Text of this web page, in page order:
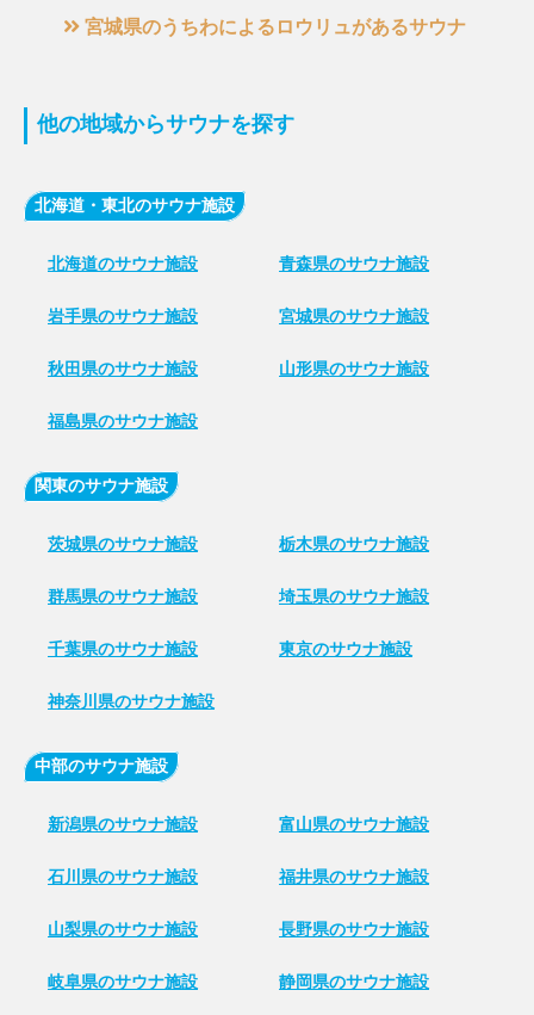
宮城県のうちわによるロウリュがあるサウナ
他の地域からサウナを探す
北海道・東北のサウナ施設
北海道のサウナ施設 青森県のサウナ施設
岩手県のサウナ施設 宮城県のサウナ施設
秋田県のサウナ施設 山形県のサウナ施設
福島県のサウナ施設
関東のサウナ施設
茨城県のサウナ施設 栃木県のサウナ施設
群馬県のサウナ施設 埼玉県のサウナ施設
千葉県のサウナ施設 東京のサウナ施設
神奈川県のサウナ施設
中部のサウナ施設
新潟県のサウナ施設 富山県のサウナ施設
石川県のサウナ施設 福井県のサウナ施設
山梨県のサウナ施設 長野県のサウナ施設
岐阜県のサウナ施設 静岡県のサウナ施設